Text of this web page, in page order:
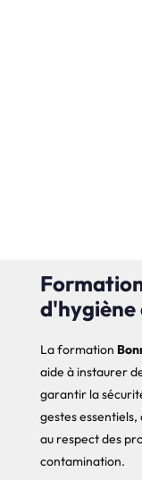
La formation
aide à instaurer
garantir la
gestes
au respect des
contamination.